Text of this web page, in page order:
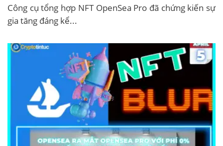
Công cụ tổng hợp NFT OpenSea Pro đã chứng kiến ​​​​sự
gia tăng đáng kể...